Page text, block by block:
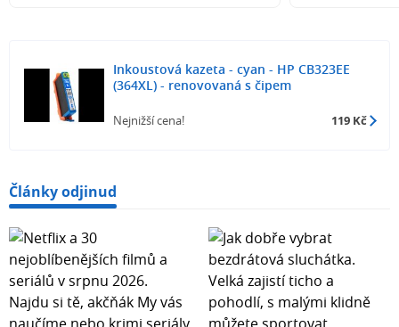
Inkoustová kazeta - cyan - HP CB323EE
(364XL) - renovovaná s čipem
Nejnižší cena! 119 Kč
Články odjinud